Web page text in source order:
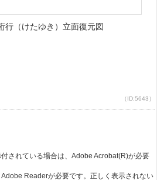
（けたゆき）立面復元図
（ID:5643）
されている場合は、Adobe Acrobat(R)が必要
Readerが必要です。正しく表示されない